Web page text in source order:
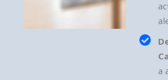
a